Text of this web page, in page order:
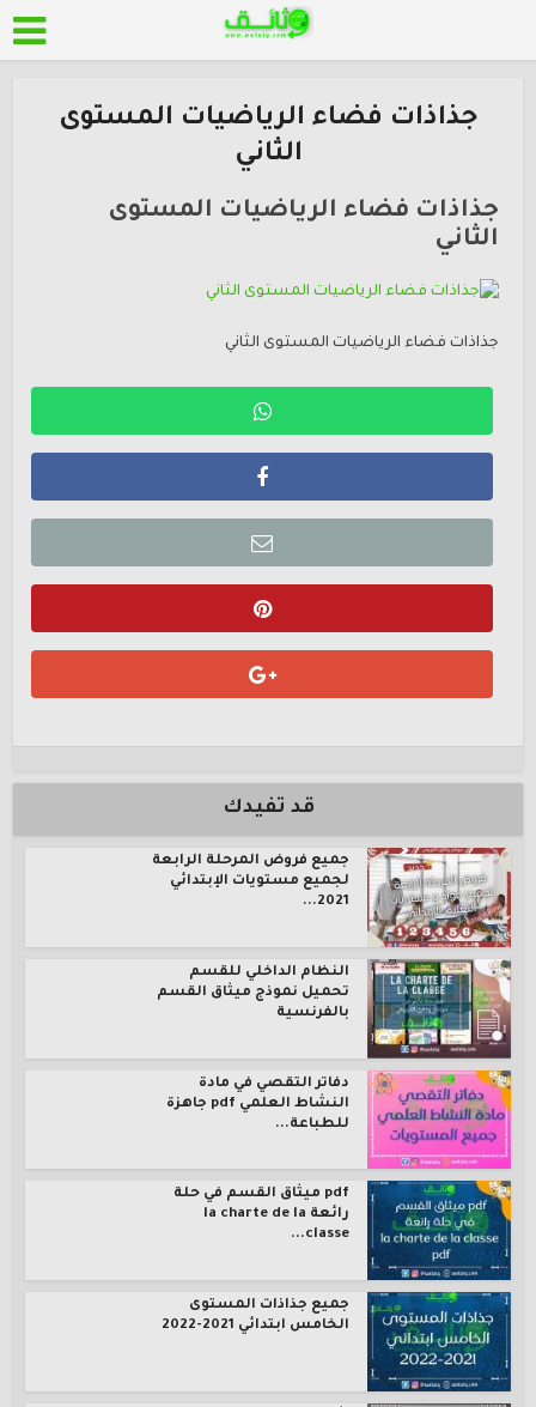
جذاذات فضاء الرياضيات المستوى
الثاني
جذاذات فضاء الرياضيات المستوى
الثاني
جذاذات فضاء الرياضيات المستوى الثاني
قد تفيدك
جميع فروض المرحلة الرابعة
لجميع مستويات الإبتدائي
2021...
النظام الداخلي للقسم
تحميل نموذج ميثاق القسم
بالفرنسية
دفاتر التقصي في مادة
النشاط العلمي pdf جاهزة
للطباعة...
pdf ميثاق القسم في حلة
رائعة la charte de la
classe...
جميع جذاذات المستوى
الخامس ابتدائي 2021-2022